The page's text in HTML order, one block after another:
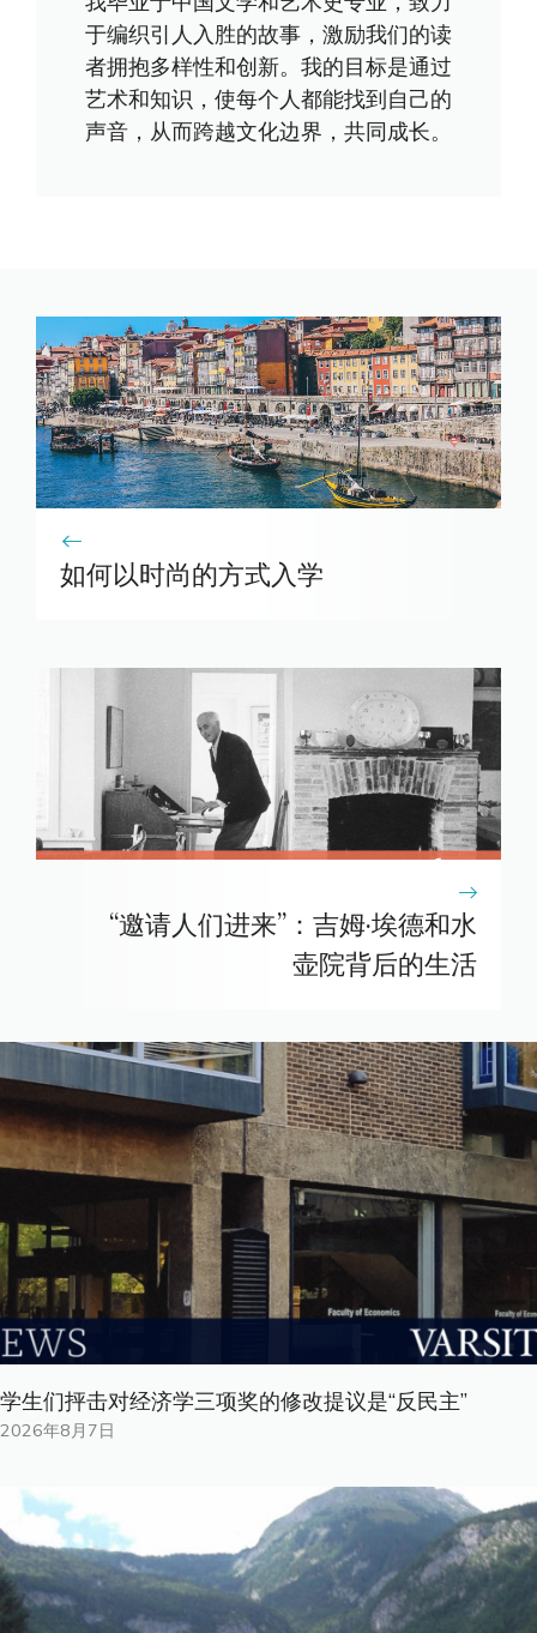
于编织引人入胜的故事，激励我们的读
者拥抱多样性和创新。我的目标是通过
艺术和知识，使每个人都能找到自己的
声音，从而跨越文化边界，共同成长。
如何以时尚的方式入学
“邀请人们进来”：吉姆·埃德和水
壶院背后的生活
学生们抨击对经济学三项奖的修改提议是“反民主”
2026年8月7日